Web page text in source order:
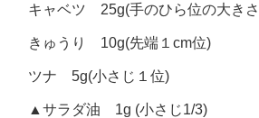
キャベツ 25g(手のひら位の大き
きゅうり 10g(先端１cm位)
ツナ 5g(小さじ１位)
▲サラダ油 1g (小さじ1/3)